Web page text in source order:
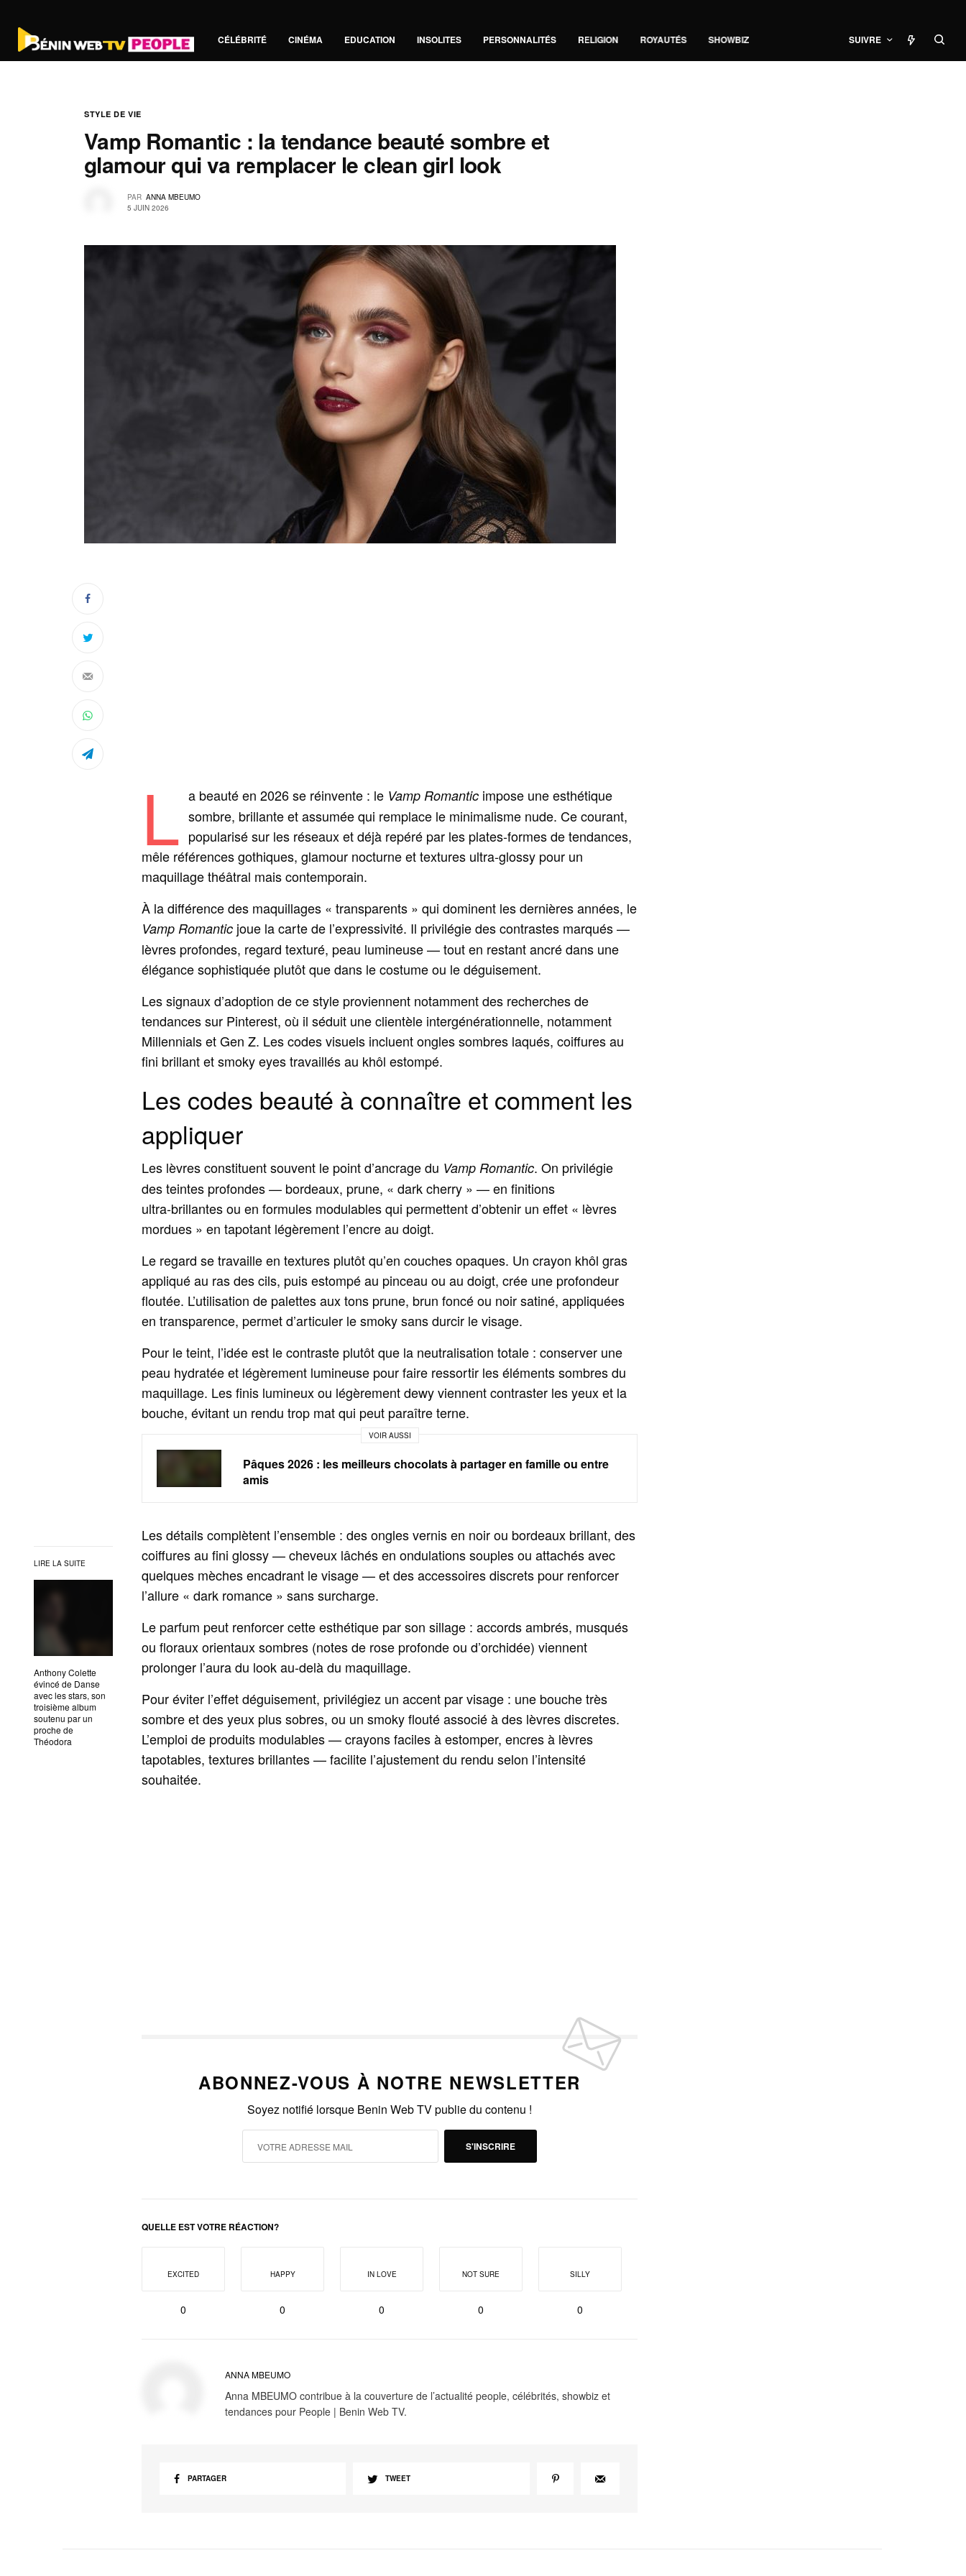
CÉLÉBRITÉ CINÉMA EDUCATION INSOLITES PERSONNALITÉS RELIGION ROYAUTÉS SHOWBIZ SUIVRE
STYLE DE VIE
Vamp Romantic : la tendance beauté sombre et
glamour qui va remplacer le clean girl look
PAR ANNA MBEUMO
5 JUIN 2026
LIRE LA SUITE
Anthony Colette
évincé de Danse
avec les stars, son
troisième album
soutenu par un
proche de
Théodora
L a beauté en 2026 se réinvente : le Vamp Romanticimpose une esthétique
sombre, brillante et assumée qui remplace le minimalisme nude. Ce courant,
popularisé sur les réseaux et déjà repéré par les plates‑formes de tendances,
mêle références gothiques, glamour nocturne et textures ultra‑glossy pour un
maquillage théâtral mais contemporain.
À la différence des maquillages « transparents » qui dominent les dernières années, le
Vamp Romantic joue la carte de l’expressivité. Il privilégie des contrastes marqués —
lèvres profondes, regard texturé, peau lumineuse — tout en restant ancré dans une
élégance sophistiquée plutôt que dans le costume ou le déguisement.
Les signaux d’adoption de ce style proviennent notamment des recherches de
tendances sur Pinterest, où il séduit une clientèle intergénérationnelle, notamment
Millennials et Gen Z. Les codes visuels incluent ongles sombres laqués, coiffures au
fini brillant et smoky eyes travaillés au khôl estompé.
Les codes beauté à connaître et comment les
appliquer
Les lèvres constituent souvent le point d’ancrage du Vamp Romantic. On privilégie
des teintes profondes — bordeaux, prune, « dark cherry » — en finitions
ultra‑brillantes ou en formules modulables qui permettent d’obtenir un effet « lèvres
mordues » en tapotant légèrement l’encre au doigt.
Le regard se travaille en textures plutôt qu’en couches opaques. Un crayon khôl gras
appliqué au ras des cils, puis estompé au pinceau ou au doigt, crée une profondeur
floutée. L’utilisation de palettes aux tons prune, brun foncé ou noir satiné, appliquées
en transparence, permet d’articuler le smoky sans durcir le visage.
Pour le teint, l’idée est le contraste plutôt que la neutralisation totale : conserver une
peau hydratée et légèrement lumineuse pour faire ressortir les éléments sombres du
maquillage. Les finis lumineux ou légèrement dewy viennent contraster les yeux et la
bouche, évitant un rendu trop mat qui peut paraître terne.
VOIR AUSSI
Pâques 2026 : les meilleurs chocolats à partager en famille ou entre
amis
Les détails complètent l’ensemble : des ongles vernis en noir ou bordeaux brillant, des
coiffures au fini glossy — cheveux lâchés en ondulations souples ou attachés avec
quelques mèches encadrant le visage — et des accessoires discrets pour renforcer
l’allure « dark romance » sans surcharge.
Le parfum peut renforcer cette esthétique par son sillage : accords ambrés, musqués
ou floraux orientaux sombres (notes de rose profonde ou d’orchidée) viennent
prolonger l’aura du look au‑delà du maquillage.
Pour éviter l’effet déguisement, privilégiez un accent par visage : une bouche très
sombre et des yeux plus sobres, ou un smoky flouté associé à des lèvres discretes.
L’emploi de produits modulables — crayons faciles à estomper, encres à lèvres
tapotables, textures brillantes — facilite l’ajustement du rendu selon l’intensité
souhaitée.
ABONNEZ-VOUS À NOTRE NEWSLETTER
Soyez notifié lorsque Benin Web TV publie du contenu !
S'INSCRIRE
QUELLE EST VOTRE RÉACTION?
EXCITED
0
HAPPY
0
IN LOVE
0
NOT SURE
0
SILLY
0
ANNA MBEUMO
Anna MBEUMO contribue à la couverture de l’actualité people, célébrités, showbiz et
tendances pour People | Benin Web TV.
PARTAGER TWEET